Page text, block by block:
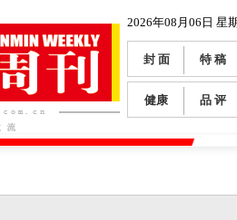
2026年08月06日 星
封 面 特 稿
健康 品 评